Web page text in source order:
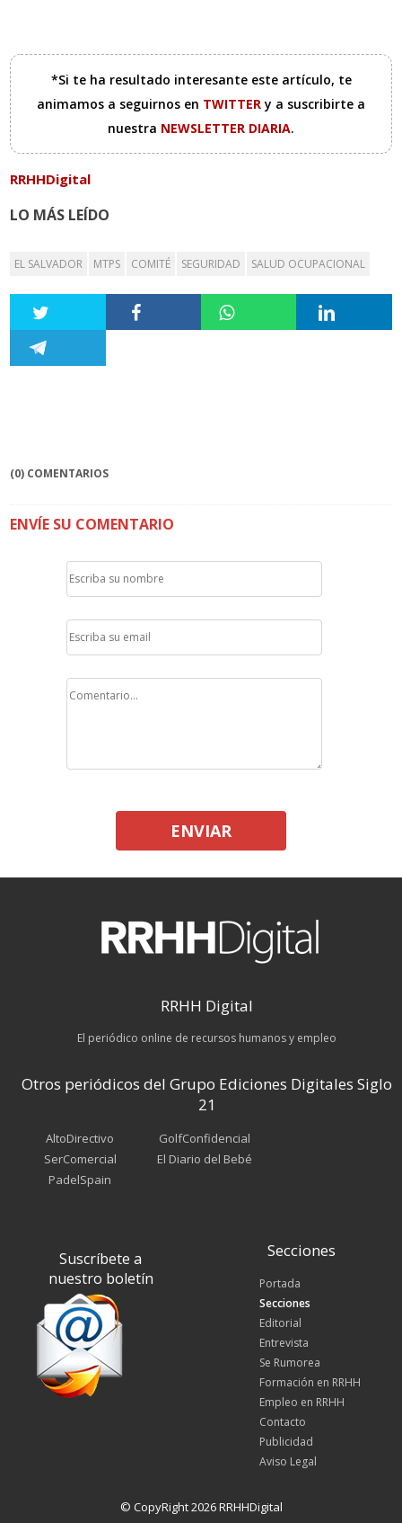
*Si te ha resultado interesante este artículo, te
animamos a seguirnos en TWITTERy a suscribirte a
nuestra NEWSLETTER DIARIA.
RRHHDigital
LO MÁS LEÍDO
EL SALVADOR MTPS COMITÉ SEGURIDAD SALUD OCUPACIONAL
(0) COMENTARIOS
ENVÍE SU COMENTARIO
ENVIAR
RRHH Digital
El periódico online de recursos humanos y empleo
Otros periódicos del Grupo Ediciones Digitales Siglo
21
AltoDirectivo
SerComercial
PadelSpain
GolfConfidencial
El Diario del Bebé
Suscríbete a
nuestro boletín
Secciones
Portada
Secciones
Editorial
Entrevista
Se Rumorea
Formación en RRHH
Empleo en RRHH
Contacto
Publicidad
Aviso Legal
© CopyRight 2026 RRHHDigital